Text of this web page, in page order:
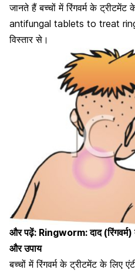
जानते हैं बच्चों में रिंगवर्म के
antifungal tablets to treat
विस्तार से।
और पढ़ें: Ringworm: दाद
और उपाय
बच्चों में रिंगवर्म के ट्रीटमेंट के लिए